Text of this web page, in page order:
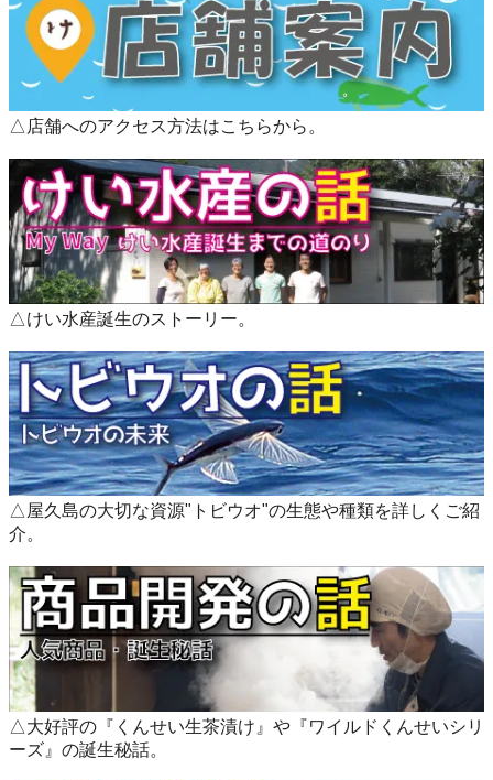
（ご試食もございます(^^)/）
△店舗へのアクセス方法はこちらから。
△けい水産誕生のストーリー。
△屋久島の大切な資源"トビウオ"の生態や種類を詳しくご紹
介。
△大好評の『くんせい生茶漬け』や『ワイルドくんせいシリ
ーズ』の誕生秘話。